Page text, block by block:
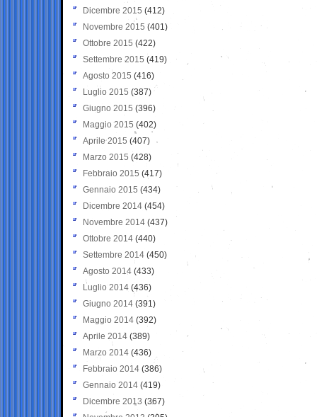
Dicembre 2015 (412)
Novembre 2015 (401)
Ottobre 2015 (422)
Settembre 2015 (419)
Agosto 2015 (416)
Luglio 2015 (387)
Giugno 2015 (396)
Maggio 2015 (402)
Aprile 2015 (407)
Marzo 2015 (428)
Febbraio 2015 (417)
Gennaio 2015 (434)
Dicembre 2014 (454)
Novembre 2014 (437)
Ottobre 2014 (440)
Settembre 2014 (450)
Agosto 2014 (433)
Luglio 2014 (436)
Giugno 2014 (391)
Maggio 2014 (392)
Aprile 2014 (389)
Marzo 2014 (436)
Febbraio 2014 (386)
Gennaio 2014 (419)
Dicembre 2013 (367)